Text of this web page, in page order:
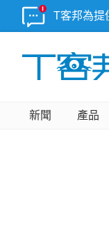
T客邦為提
新聞 產品